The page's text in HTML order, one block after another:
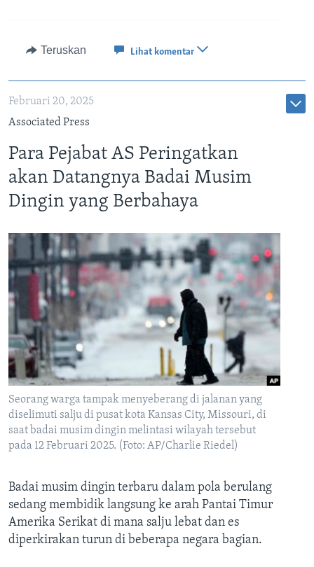
Teruskan Lihat komentar
Februari 20, 2025
Associated Press
Para Pejabat AS Peringatkan
akan Datangnya Badai Musim
Dingin yang Berbahaya
Seorang warga tampak menyeberang di jalanan yang
diselimuti salju di pusat kota Kansas City, Missouri, di
saat badai musim dingin melintasi wilayah tersebut
pada 12 Februari 2025. (Foto: AP/Charlie Riedel)
Badai musim dingin terbaru dalam pola berulang
sedang membidik langsung ke arah Pantai Timur
Amerika Serikat di mana salju lebat dan es
diperkirakan turun di beberapa negara bagian.